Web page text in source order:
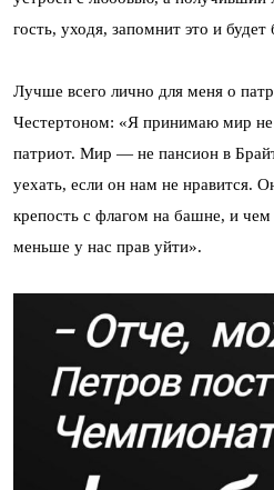
гость, уходя, запомнит это и будет
Лучше всего лично для меня о
Честертоном: «Я принимаю мир не
патриот. Мир — не пансион в
уехать, если он нам не нравится.
крепость с флагом на башне, и
меньше у нас прав уйти».